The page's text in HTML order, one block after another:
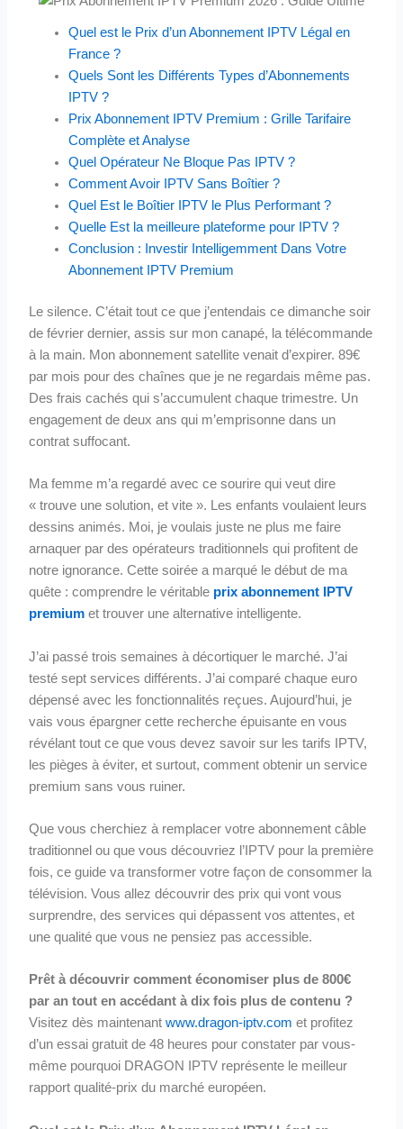
Quel est le Prix d’un Abonnement IPTV Légal en
France ?
Quels Sont les Différents Types d’Abonnements
IPTV ?
Prix Abonnement IPTV Premium : Grille Tarifaire
Complète et Analyse
Quel Opérateur Ne Bloque Pas IPTV ?
Comment Avoir IPTV Sans Boîtier ?
Quel Est le Boîtier IPTV le Plus Performant ?
Quelle Est la meilleure plateforme pour IPTV ?
Conclusion : Investir Intelligemment Dans Votre
Abonnement IPTV Premium
Le silence. C’était tout ce que j’entendais ce dimanche soir
de février dernier, assis sur mon canapé, la télécommande
à la main. Mon abonnement satellite venait d’expirer. 89€
par mois pour des chaînes que je ne regardais même pas.
Des frais cachés qui s’accumulent chaque trimestre. Un
engagement de deux ans qui m’emprisonne dans un
contrat suffocant.
Ma femme m’a regardé avec ce sourire qui veut dire
« trouve une solution, et vite ». Les enfants voulaient leurs
dessins animés. Moi, je voulais juste ne plus me faire
arnaquer par des opérateurs traditionnels qui profitent de
notre ignorance. Cette soirée a marqué le début de ma
quête : comprendre le véritable prix abonnement IPTV
premium et trouver une alternative intelligente.
J’ai passé trois semaines à décortiquer le marché. J’ai
testé sept services différents. J’ai comparé chaque euro
dépensé avec les fonctionnalités reçues. Aujourd’hui, je
vais vous épargner cette recherche épuisante en vous
révélant tout ce que vous devez savoir sur les tarifs IPTV,
les pièges à éviter, et surtout, comment obtenir un service
premium sans vous ruiner.
Que vous cherchiez à remplacer votre abonnement câble
traditionnel ou que vous découvriez l’IPTV pour la première
fois, ce guide va transformer votre façon de consommer la
télévision. Vous allez découvrir des prix qui vont vous
surprendre, des services qui dépassent vos attentes, et
une qualité que vous ne pensiez pas accessible.
Prêt à découvrir comment économiser plus de 800€
par an tout en accédant à dix fois plus de contenu ?
Visitez dès maintenantwww.dragon-iptv.com et profitez
d’un essai gratuit de 48 heures pour constater par vous-
même pourquoi DRAGON IPTV représente le meilleur
rapport qualité-prix du marché européen.